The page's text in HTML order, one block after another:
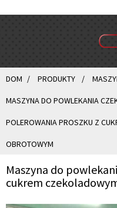
DOM PRODUKTY
MASZYNA DO POWLEKANIA
POLEROWANIA PROSZKU Z
OBROTOWYM
Maszyna do
cukrem